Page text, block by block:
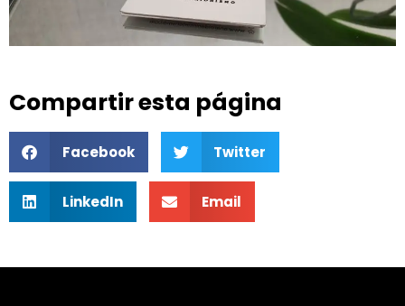
Compartir esta página
Facebook Twitter
LinkedIn Email